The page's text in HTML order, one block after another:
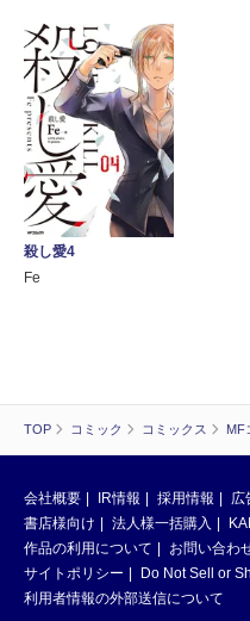
TOP コミック コミックス MF
殺し愛4
Fe
会社概要 IR情報 採用情報 広
書店様向け
法人様一括購入
作品の利用について
お問い合わ
サイトポリシー
Do Not Sell or
利用者情報の外部送信について